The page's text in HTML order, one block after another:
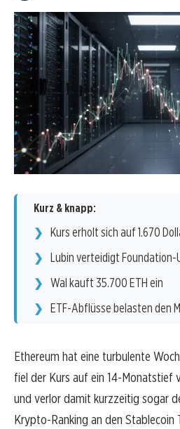
Kurz & knapp:
Kurs erholt sich auf 1.670
Lubin verteidigt Foundation-
Wal kauft 35.700 ETH ein
ETF-Abflüsse belasten den
Ethereum hat eine turbulente
fiel der Kurs auf ein 14-Monatstief
und verlor damit kurzzeitig sogar
Krypto-Ranking an den Stablecoin